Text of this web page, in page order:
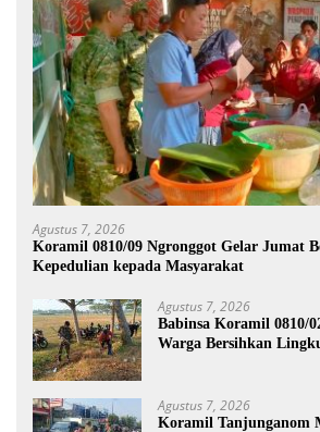
Agustus 7, 2026
Koramil 0810/09 Ngronggot Gelar Jumat
Kepedulian kepada Masyarakat
Agustus 7, 2026
Babinsa Koramil 0810/
Warga Bersihkan
Agustus 7, 2026
Koramil Tanjunganom